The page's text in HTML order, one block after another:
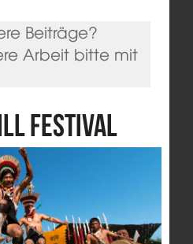
Beiträge?
Arbeit bitte mit
Festival